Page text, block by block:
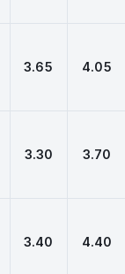
3.65 4.05
3.30 3.70
3.40 4.40